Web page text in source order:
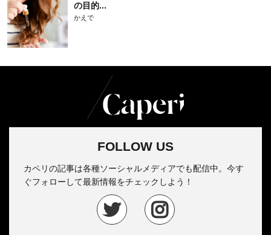
の目的...
かえで
FOLLOW US
カペリの記事は各種ソーシャルメディアでも配信中。今す
ぐフォローして最新情報をチェックしよう！